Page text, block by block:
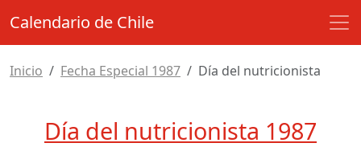
Calendario de Chile
Inicio Fecha Especial 1987 Día del nutricionista
Día del nutricionista 1987